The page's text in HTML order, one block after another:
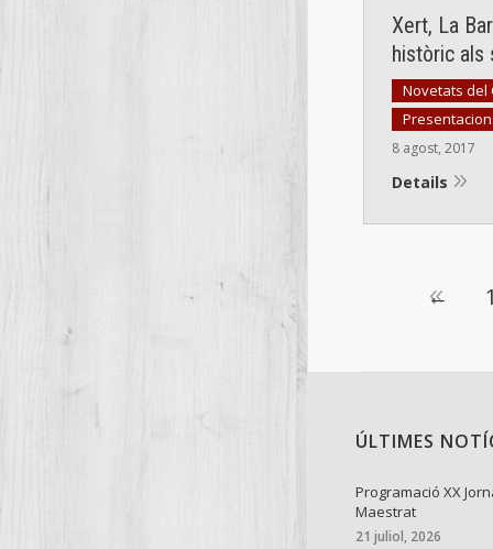
Xert, La
històric als
Novetats del
8 agost, 2017
Details
←
ÚLTIMES
Programació XX
Maestrat
21 juliol, 2026